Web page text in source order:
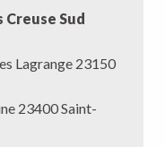
Sud
Lagrange 23150
23400 Saint-